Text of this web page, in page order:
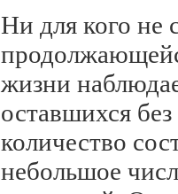
Ни для кого не
жизни
оставшихся
количество
небольшое